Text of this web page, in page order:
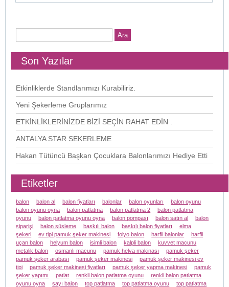
Son Yazılar
Etkinliklerde Standlarımızı Kurabiliriz.
Yeni Şekerleme Gruplarımız
ETKİNLİKLERİNİZDE BİZİ SEÇİN RAHAT EDİN .
ANTALYA STAR SEKERLEME
Hakan Tütüncü Başkan Çocuklara Balonlarımızı Hediye Etti
Etiketler
balon balon al balon fiyatları balonlar balon oyunları
balon oyunu
balon oyunu oyna
balon patlatma balon patlatma 2
balon patlatma
oyunu
balon patlatma oyunu oyna balon pompası balon satın al
balon
siparişi
balon süsleme baskılı balon baskılı balon fiyatları
elma
şekeri
ev tipi pamuk şeker makinesi folyo balon harfli balonlar
harfli
uçan balon
helyum balon isimli balon kalpli balon
kuvvet macunu
metalik balon
osmanlı macunu pamuk helva makinası
pamuk şeker
pamuk şeker arabası
pamuk şeker makinesi
pamuk şeker makinesi ev
tipi
pamuk şeker makinesi fiyatları pamuk şeker yapma makinesi
pamuk
şeker yapımı
patlat renkli balon patlatma oyunu
renkli balon patlatma
oyunu oyna
sayı balon top patlatma top patlatma oyunu top patlatma